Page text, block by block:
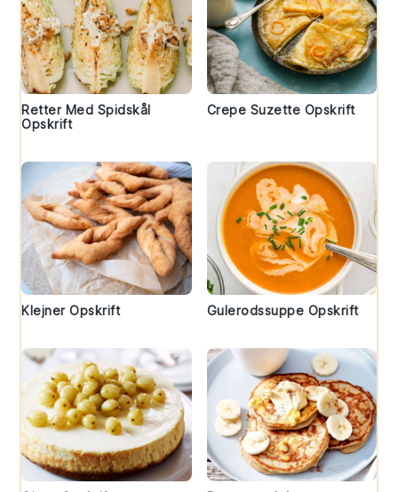
Retter Med Spidskål
Opskrift
Crepe Suzette Opskrift
Klejner Opskrift Gulerodssuppe Opskrift